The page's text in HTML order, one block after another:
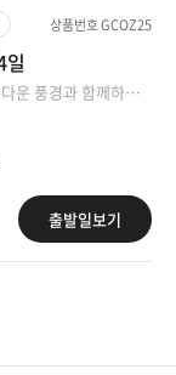
상품번호 GCOZ25
운 풍경과 함께하는
출발일보기